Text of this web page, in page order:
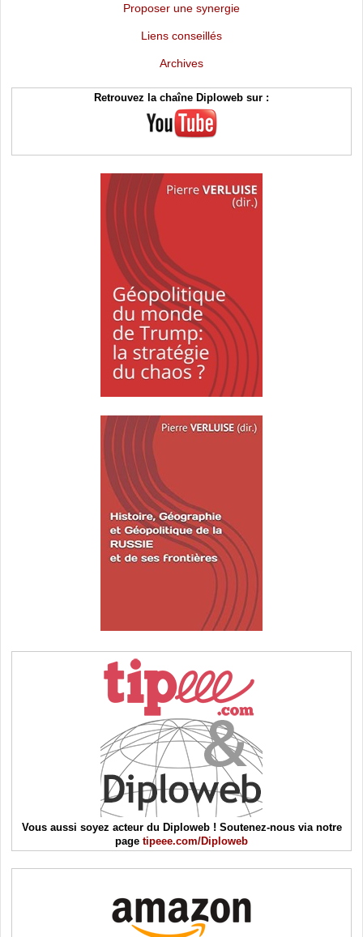
Proposer une synergie
Liens conseillés
Archives
Retrouvez la chaîne Diploweb sur :
Vous aussi soyez acteur du Diploweb ! Soutenez-nous via notre
page tipeee.com/Diploweb